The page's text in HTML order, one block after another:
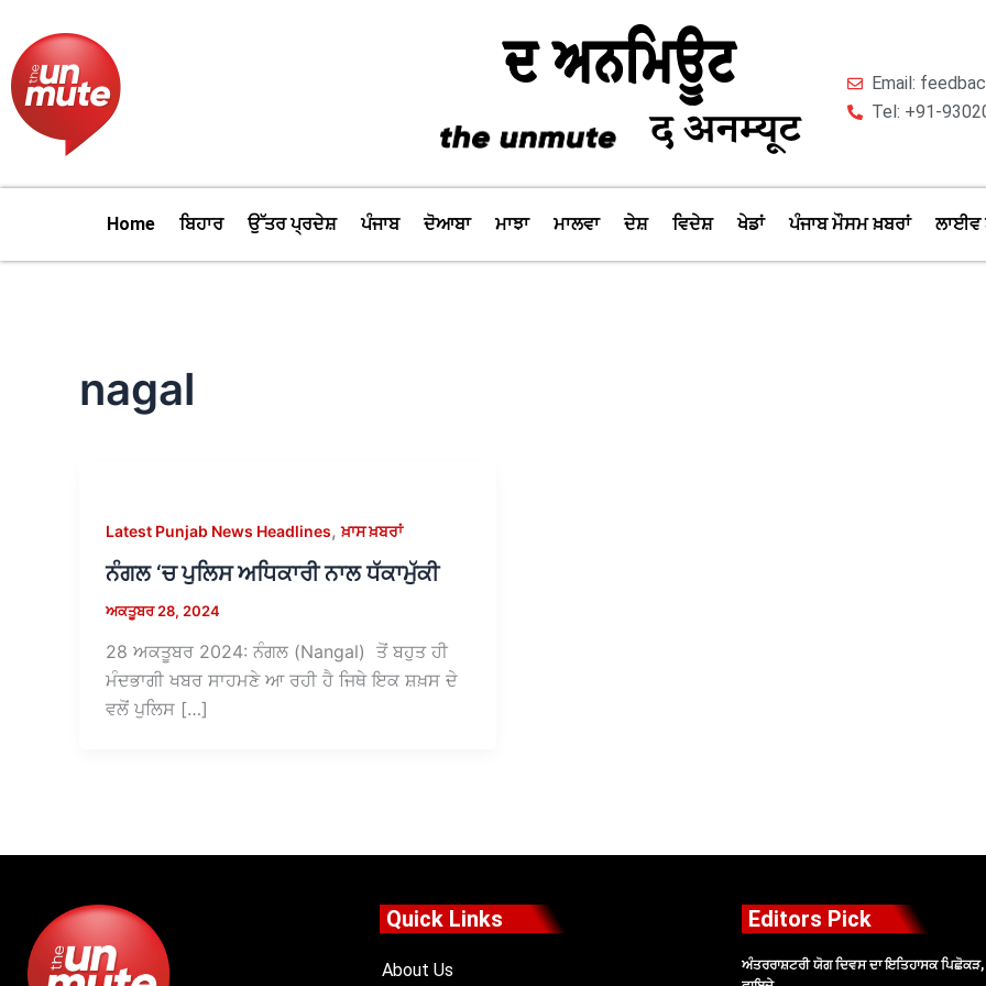
content
Email:
Tel: +91-
Home ਬਿਹਾਰ ਉੱਤਰ ਪ੍ਰਦੇਸ਼ ਪੰਜਾਬ ਦੋਆਬਾ ਮਾਝਾ ਮਾਲਵਾ ਦੇਸ਼ ਵਿਦੇਸ਼ ਖੇਡਾਂ ਪੰਜਾਬ ਮੌਸਮ ਖ਼ਬਰਾਂ ਲਾਈਵ
nagal
Latest Punjab News Headlines,ਖ਼ਾਸ ਖ਼ਬਰਾਂ
ਨੰਗਲ ‘ਚ ਪੁਲਿਸ ਅਧਿਕਾਰੀ ਨਾਲ ਧੱਕਾਮੁੱਕੀ
ਅਕਤੂਬਰ 28, 2024
28 ਅਕਤੂਬਰ 2024: ਨੰਗਲ (Nangal) ਤੋਂ ਬਹੁਤ ਹੀ
ਮੰਦਭਾਗੀ ਖਬਰ ਸਾਹਮਣੇ ਆ ਰਹੀ ਹੈ ਜਿਥੇ ਇਕ ਸ਼ਖ਼ਸ ਦੇ
ਵਲੋਂ ਪੁਲਿਸ […]
Quick Links
About Us
Editors Pick
ਅੰਤਰਰਾਸ਼ਟਰੀ ਯੋਗ ਦਿਵਸ ਦਾ ਇਤਿਹਾਸਕ